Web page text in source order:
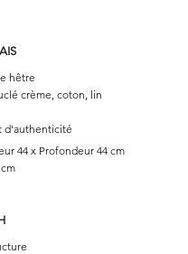
hêtre
crème, coton, lin
d'authenticité
44 x Profondeur 44 cm